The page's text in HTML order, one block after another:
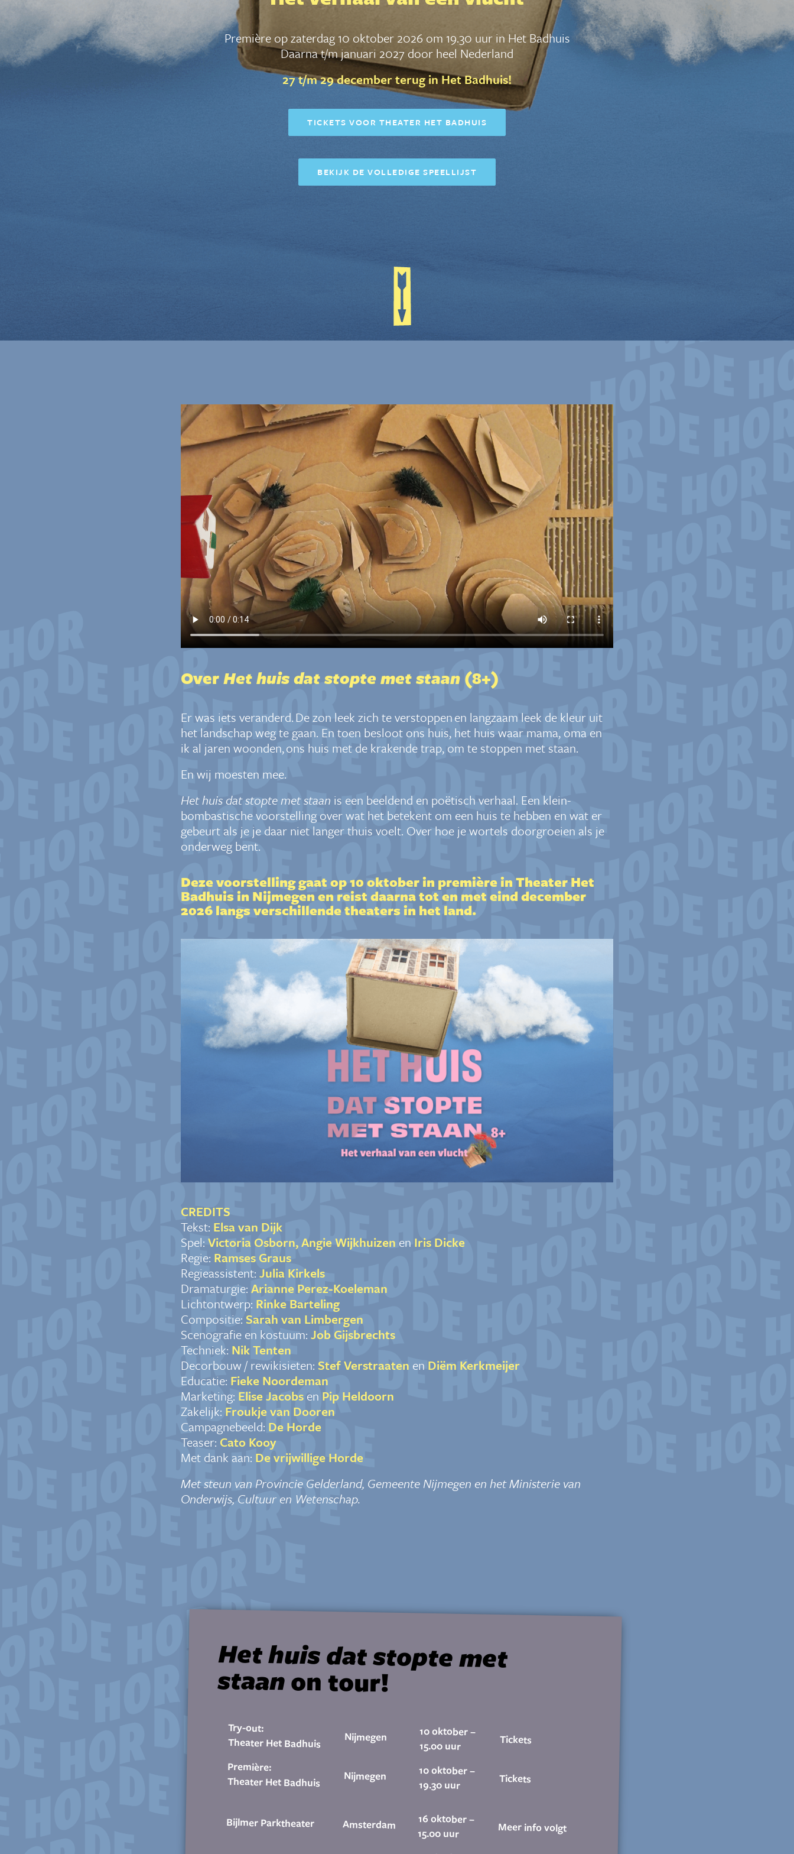
Première op zaterdag 10 oktober 2026 om 19.30 uur in Het Badhuis
Daarna t/m januari 2027 door heel Nederland
27 t/m 29 december terug in Het Badhuis!
TICKETS VOOR THEATER HET BADHUIS
BEKIJK DE VOLLEDIGE SPEELLIJST
OverHet huis dat stopte met staan (8+)
Er was iets veranderd. De zon leek zich te verstoppen en langzaam leek de kleur uit
het landschap weg te gaan. En toen besloot ons huis, het huis waar mama, oma en
ik al jaren woonden, ons huis met de krakende trap, om te stoppen met staan.
En wij moesten mee.
Het huis dat stopte met staan is een beeldend en poëtisch verhaal. Een klein-
bombastischevoorstelling over wat het betekent om een huis te hebben en wat er
gebeurt als je je daar niet langer thuis voelt. Over hoe je wortels doorgroeien als je
onderweg bent.
Deze voorstelling gaat op 10 oktober in première in Theater Het
Badhuis in Nijmegen en reist daarna tot en met eind december
2026 langs verschillende theaters in het land.
CREDITS
Tekst: Elsa van Dijk
Spel: Victoria Osborn, Angie Wijkhuizen en Iris Dicke
Regie: Ramses Graus
Regieassistent: Julia Kirkels
Dramaturgie: Arianne Perez-Koeleman
Lichtontwerp: Rinke Barteling
Compositie: Sarah van Limbergen
Scenografie en kostuum: Job Gijsbrechts
Techniek: Nik Tenten
Decorbouw / rewikisieten: Stef Verstraaten en Diëm Kerkmeijer
Educatie: Fieke Noordeman
Marketing: Elise Jacobs en Pip Heldoorn
Zakelijk: Froukje van Dooren
Campagnebeeld: De Horde
Teaser: Cato Kooy
Met dank aan: De vrijwillige Horde
Met steun van Provincie Gelderland, Gemeente Nijmegen en het Ministerie van
Onderwijs, Cultuur en Wetenschap.
Het huis dat stopte met
staanon tour!
Try-out:
Theater Het Badhuis Nijmegen 10 oktober –
15.00 uur Tickets
Première:
Theater Het Badhuis Nijmegen 10 oktober –
19.30 uur Tickets
Bijlmer Parktheater Amsterdam 16 oktober –
15.00 uur Meer info volgt